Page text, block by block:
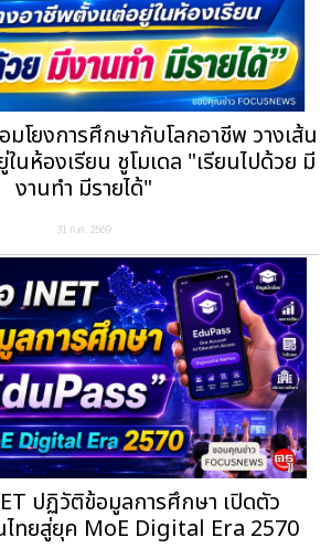
โยงการศึกษากับโลกอาชีพ วางเส้น
นห้องเรียน ชูโมเดล "เรียนไปด้วย มี
งานทำ มีรายได้"
31 ก.ค. 2569
ปฏิวัติข้อมูลการศึกษา เปิดตัว
ทยสู่ยุค MoE Digital Era 2570